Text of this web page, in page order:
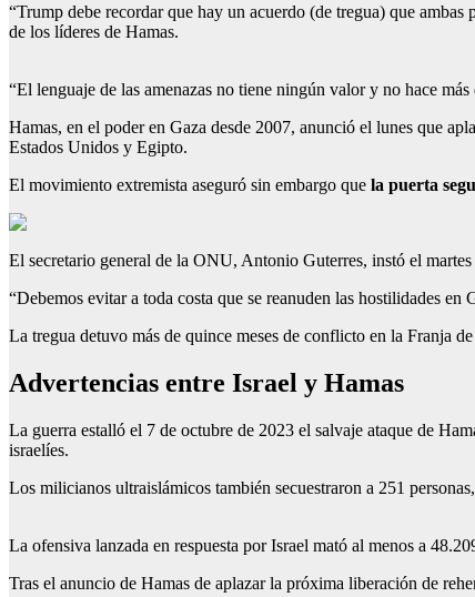
“Trump debe recordar que hay un acuerdo (de tregua) que
de los líderes de Hamas.
“El lenguaje de las amenazas no tiene ningún valor y no hace
Hamas, en el poder en Gaza desde 2007, anunció el lunes que
Estados Unidos y Egipto.
El movimiento extremista aseguró sin embargo que la puerta
El secretario general de la ONU, Antonio Guterres, instó el
“Debemos evitar a toda costa que se reanuden las hostilidades
La tregua detuvo más de quince meses de conflicto en la Franja
Advertencias entre Israel y Hamas
La guerra estalló el 7 de octubre de 2023 el salvaje ataque de
israelíes.
Los milicianos ultraislámicos también secuestraron a 251
La ofensiva lanzada en respuesta por Israel mató al menos a
Tras el anuncio de Hamas de aplazar la próxima liberación de